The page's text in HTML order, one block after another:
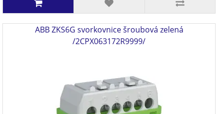
ABB ZKS6G svorkovnice šroubová zelená
/2CPX063172R9999/